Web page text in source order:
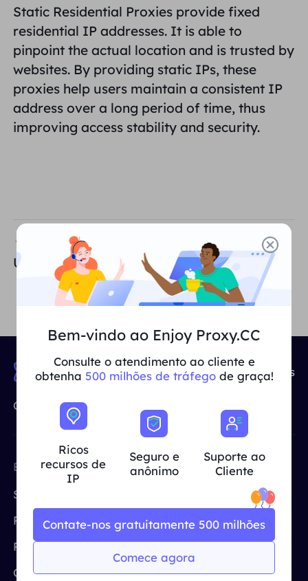
Proxy ISP de longa duração
Agente de data center estático$0.2/IP/dia
Proxy ISP de longa duração $1.4 /GB
Proteção da marca
Monitoramento de SEO
Verificação de anúncios
PARCEIROS
Programa de afiliados
Parceiros
FERRAMENTAS GRATUITAS
LOCAIS
Estados Unidos
Brasil
Rússia
Aprender
AJUDA
Perguntas frequentes
INTEGRAÇÕES
Mais integrações
Português
中文
Deutsch
Indonesia
Русский
हिंदी
Português
Aproveitar 77% de desconto e aja agora!
Conecte-se Inscrever-se
Static Residential Proxies provide fixed
residential IP addresses. It is able to
pinpoint the actual location and is trusted by
websites. By providing static IPs, these
proxies help users maintain a consistent IP
address over a long period of time, thus
improving access stability and security.
Anterior
User Auth & Pass Authentication
O principal fornecedor mundial de proxy IP
90,000,000+IP Recursos
EMPRESA
Sobre nós
Programa de afiliados
Preços
Casos de uso
FERRAMENTAS
Proxy Gratuito
CroxyProxy
Bem-vindo ao Enjoy Proxy.CC
Consulte o atendimento ao cliente e
obtenha 500 milhões de tráfegode graça!
Ricos
recursos de
IP
Seguro e
anônimo
Suporte ao
Cliente
Comece agora
Contate-nos gratuitamente 500 milhões